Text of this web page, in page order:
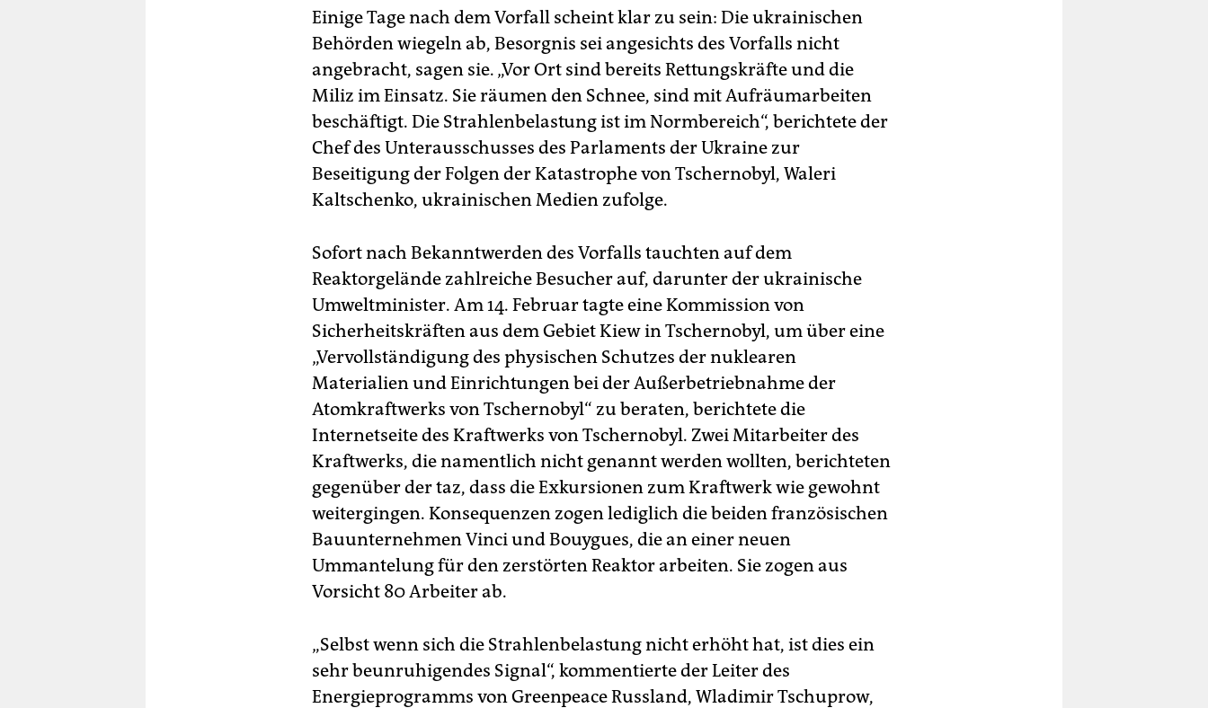
Einige Tage nach dem Vorfall scheint klar zu sein: Die ukrainischen
Behörden wiegeln ab, Besorgnis sei angesichts des Vorfalls nicht
angebracht, sagen sie. „Vor Ort sind bereits Rettungskräfte und die
Miliz im Einsatz. Sie räumen den Schnee, sind mit Aufräumarbeiten
beschäftigt. Die Strahlenbelastung ist im Normbereich“, berichtete der
Chef des Unterausschusses des Parlaments der Ukraine zur
Beseitigung der Folgen der Katastrophe von Tschernobyl, Waleri
Kaltschenko, ukrainischen Medien zufolge.
Sofort nach Bekanntwerden des Vorfalls tauchten auf dem
Reaktorgelände zahlreiche Besucher auf, darunter der ukrainische
Umweltminister. Am 14. Februar tagte eine Kommission von
Sicherheitskräften aus dem Gebiet Kiew in Tschernobyl, um über eine
„Vervollständigung des physischen Schutzes der nuklearen
Materialien und Einrichtungen bei der Außerbetriebnahme der
Atomkraftwerks von Tschernobyl“ zu beraten, berichtete die
Internetseite des Kraftwerks von Tschernobyl. Zwei Mitarbeiter des
Kraftwerks, die namentlich nicht genannt werden wollten, berichteten
gegenüber der taz, dass die Exkursionen zum Kraftwerk wie gewohnt
weitergingen. Konsequenzen zogen lediglich die beiden französischen
Bauunternehmen Vinci und Bouygues, die an einer neuen
Ummantelung für den zerstörten Reaktor arbeiten. Sie zogen aus
Vorsicht 80 Arbeiter ab.
„Selbst wenn sich die Strahlenbelastung nicht erhöht hat, ist dies ein
sehr beunruhigendes Signal“, kommentierte der Leiter des
Energieprogramms von Greenpeace Russland, Wladimir Tschuprow,